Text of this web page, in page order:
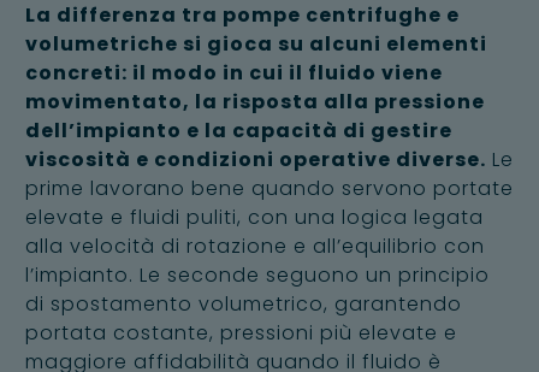
La differenza tra pompe centrifughe e
volumetriche si gioca su alcuni elementi
concreti: il modo in cui il fluido viene
movimentato, la risposta alla pressione
dell’impianto e la capacità di gestire
viscosità e condizioni operative diverse. Le
prime lavorano bene quando servono portate
elevate e fluidi puliti, con una logica legata
alla velocità di rotazione e all’equilibrio con
l’impianto. Le seconde seguono un principio
di spostamento volumetrico, garantendo
portata costante, pressioni più elevate e
maggiore affidabilità quando il fluido è